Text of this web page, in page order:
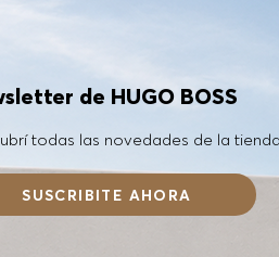
de HUGO BOSS
todas las novedades de la
SUSCRIBITE AHORA